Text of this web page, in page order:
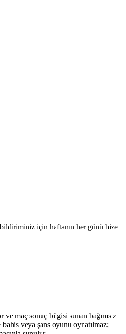
için haftanın her günü bize
ve maç sonuç bilgisi sunan bağımsız
veya şans oyunu oynatılmaz;